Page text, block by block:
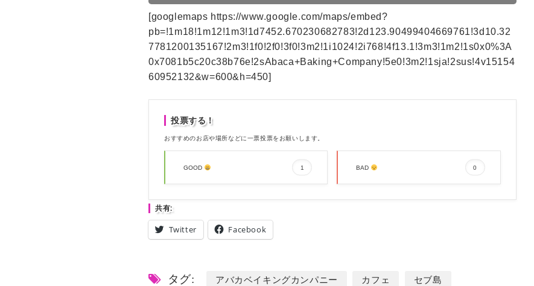
[googlemaps https://www.google.com/maps/embed?
pb=!1m18!1m12!1m3!1d7452.670230682783!2d123.90499404669761!3d10.32
7781200135167!2m3!1f0!2f0!3f0!3m2!1i1024!2i768!4f13.1!3m3!1m2!1s0x0%3A
0x7081b5c20c38b76e!2sAbaca+Baking+Company!5e0!3m2!1sja!2sus!4v15154
60952132&w=600&h=450]
投票する！
おすすめのお店や場所などに一票投票をお願いします。
GOOD 1 BAD 0
共有:
Twitter Facebook
タグ: アバカベイキングカンパニー カフェ セブ島